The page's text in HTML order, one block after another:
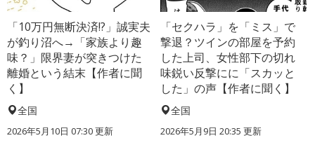
「10万円無断決済!?」誠実夫
が釣り沼へ→「家族より趣
味？」限界妻が突きつけた
離婚という結末【作者に聞
く】
全国
2026年5月10日 07:30 更新
「セクハラ」を「ミス」で
撃退？ツインの部屋を予約
した上司、女性部下の切れ
味鋭い反撃にに「スカッと
した」の声【作者に聞く】
全国
2026年5月9日 20:35 更新